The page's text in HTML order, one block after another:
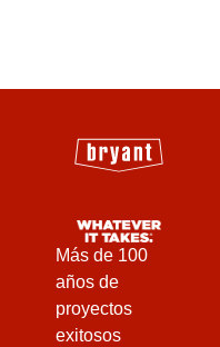
Más de 100
años de
proyectos
exitosos